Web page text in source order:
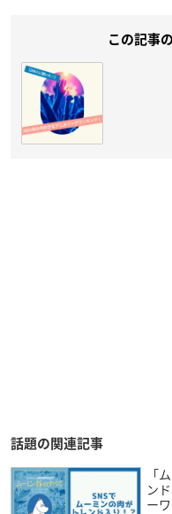
この記事
話題の関連記事
「
ン
ーワ